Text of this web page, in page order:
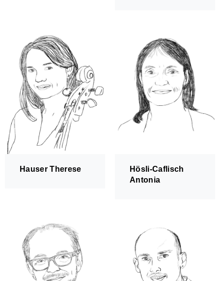
Kinder-Sinfonieorchester
Jugendorchester Attacca
Sinfonietta Züri-Ost
Jugendmusik Wald
Jugendmusik Rüti Bubikon
Jugendmusik Wetzikon
MZO Bigband
Bandworkshops
Perkussionsgruppe
Ensembles/Kammermusik
l'estate giocosa
Hauser Therese
Hösli-Caflisch
Antonia